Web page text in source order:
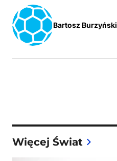
Bartosz Burzyński
Więcej Świat